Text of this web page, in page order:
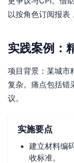
以按角色订阅报表
实践案例：
项目背景：某城市
复杂。痛点包括错
议。
实施要点
建立材料编
收标准。